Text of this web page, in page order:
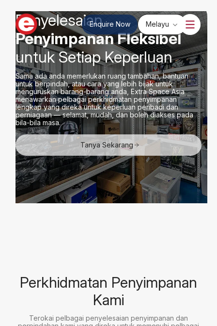
Enquire Now Melayu
Penyelesaian
Penyimpanan Fleksibel
untuk Setiap Keperluan
Sama ada anda memerlukan ruang tambahan, bantuan
untuk berpindah, atau cara yang lebih bijak untuk
menguruskan barang-barang anda, Extra Space Asia
menawarkan pelbagai perkhidmatan penyimpanan
lengkap yang direka untuk keperluan peribadi dan
perniagaan — selamat, mudah, dan boleh diakses pada
bila-bila masa.
Tanya Sekarang
Perkhidmatan Penyimpanan
Kami
Terokai pelbagai penyelesaian penyimpanan dan